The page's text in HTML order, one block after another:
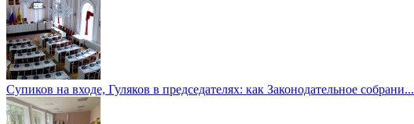
Супиков на входе, Гуляков в председателях: как Законодательное собрани...